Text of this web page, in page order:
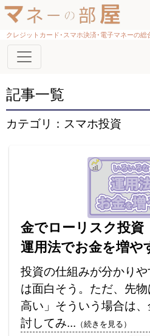
クレジットカード･スマホ決済･電子マネーの総
記事一覧
カテゴリ：スマホ投資
金でローリスク投
運用法でお金を増や
投資の仕組みが分かりや
は面白そう。ただ、先
高い」そういう場合は
討してみ... （続きを見る）